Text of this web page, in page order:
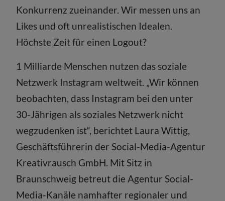
Konkurrenz zueinander. Wir messen uns an
Likes und oft unrealistischen Idealen.
Höchste Zeit für einen Logout?
1 Milliarde Menschen nutzen das soziale
Netzwerk Instagram weltweit. „Wir können
beobachten, dass Instagram bei den unter
30-Jährigen als soziales Netzwerk nicht
wegzudenken ist“, berichtet Laura Wittig,
Geschäftsführerin der Social-Media-Agentur
Kreativrausch GmbH. Mit Sitz in
Braunschweig betreut die Agentur Social-
Media-Kanäle namhafter regionaler und